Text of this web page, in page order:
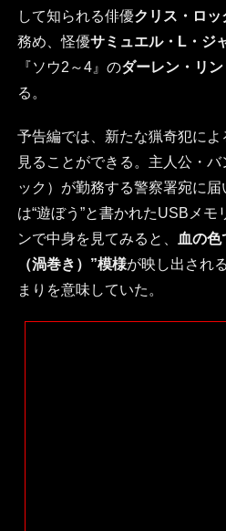
して知られる俳優クリス・ロッ
務め、怪優サミュエル・L・ジ
『ソウ2～4』のダーレン・リ
る。
予告編では、新たな猟奇犯に
見ることができる。主人公・
ック）が勤務する警察署宛に
は“遊ぼう”と書かれたUSBメモ
ンで中身を見てみると、
血の色
（渦巻き）”模様が映し出され
まりを意味していた。